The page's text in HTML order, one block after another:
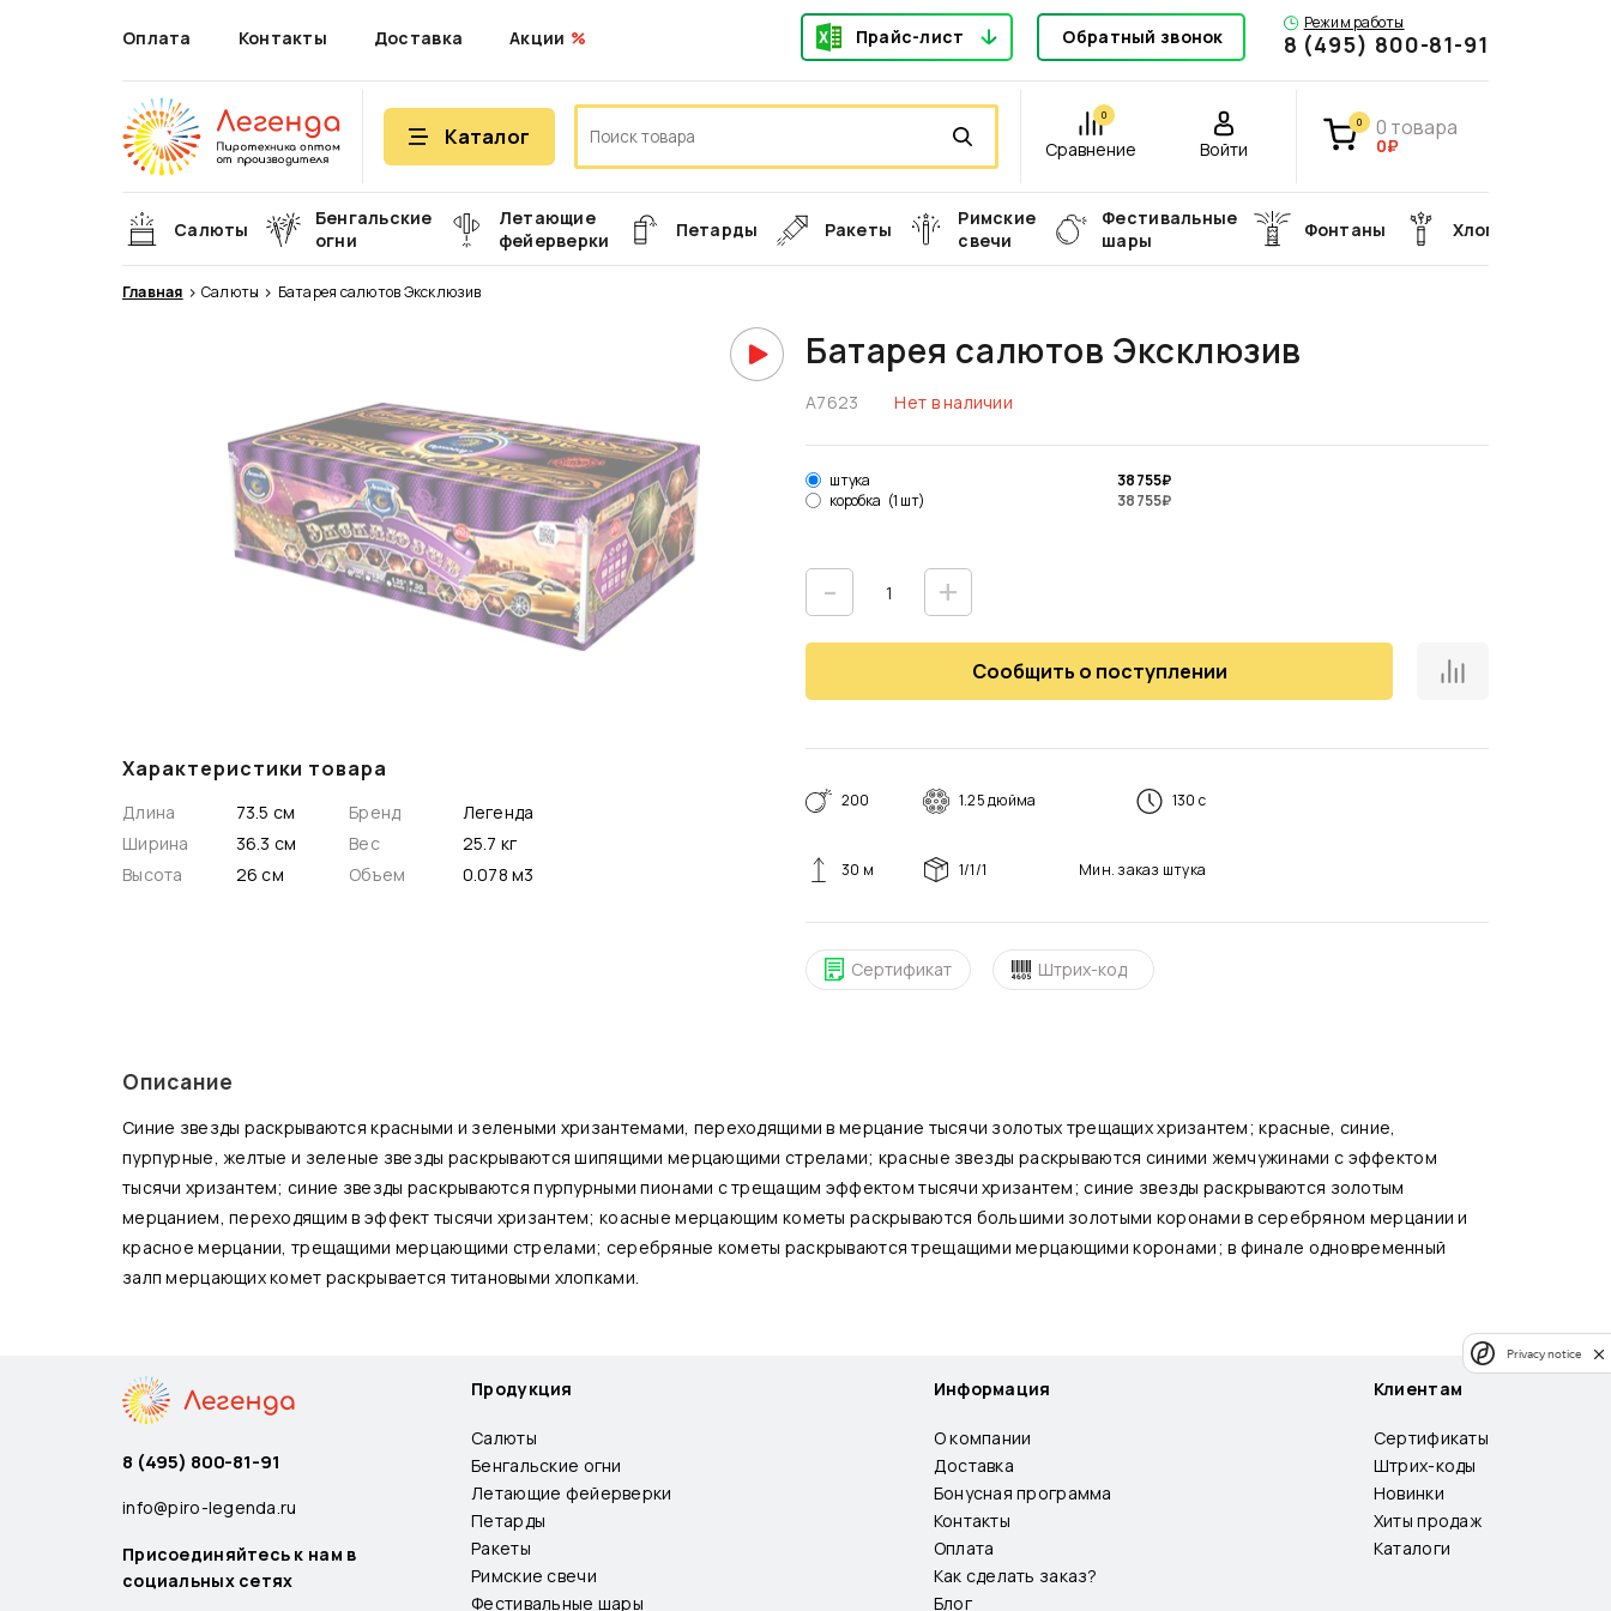
Оплата Контакты Доставка Акции Прайс-лист Обратный звонок
Режим работы
8 (495) 800-81-91
Каталог
0
Сравнение Войти
0 0 товара
0₽
Салюты
Бенгальские
огни
Летающие
фейерверки
Петарды Ракеты
Римские
свечи
Фестивальные
шары
Фонтаны Хлопушки
Главная Салюты Батарея салютов Эксклюзив
Батарея салютов Эксклюзив
А7623 Нет в наличии
штука 38 755₽
коробка (1 шт) 38 755₽
- +
Сообщить о поступлении
Характеристики товара
Длина
73.5 см
Ширина
36.3 см
Высота
26 см
Бренд
Легенда
Вес
25.7 кг
Объем
0.078 м3
200 1.25 дюйма 130 с
30 м 1/1/1 Мин. заказ штука
Сертификат Штрих-код
Описание
Синие звезды раскрываются красными и зелеными хризантемами, переходящими в мерцание тысячи золотых трещащих хризантем; красные, синие,
пурпурные, желтые и зеленые звезды раскрываются шипящими мерцающими стрелами; красные звезды раскрываются синими жемчужинами с эффектом
тысячи хризантем; синие звезды раскрываются пурпурными пионами с трещащим эффектом тысячи хризантем; синие звезды раскрываются золотым
мерцанием, переходящим в эффект тысячи хризантем; коасные мерцающим кометы раскрываются большими золотыми коронами в серебряном мерцании и
красное мерцании, трещащими мерцающими стрелами; серебряные кометы раскрываются трещащими мерцающими коронами; в финале одновременный
залп мерцающих комет раскрывается титановыми хлопками.
8 (495) 800-81-91
info@piro-legenda.ru
Присоединяйтесь к нам в
социальных сетях
Продукция
Салюты
Бенгальские огни
Летающие фейерверки
Петарды
Ракеты
Римские свечи
Фестивальные шары
Информация
О компании
Доставка
Бонусная программа
Контакты
Оплата
Как сделать заказ?
Блог
Клиентам
Сертификаты
Штрих-коды
Новинки
Хиты продаж
Каталоги
Privacy notice